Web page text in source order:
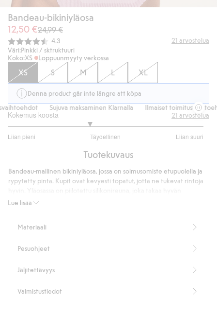
Bandeau-bikiniyläosa
12,50 €24,99 €
Keskimääräinen luokitus:
4.3 21 arvostelua
Väri:Pinkki / sktruktuuri
Koko:XS Loppuunmyyty verkossa
XS S M L XL
Denna product går inte längre att köpa
Sujuva maksaminen Klarnalla Ilmaiset
Kokemus koosta
Liian pieni Täydellinen Liian suuri
/
ääneen
21 arvostelua
Tuotekuvaus
Lue lisää
Bandeau-mallinen bikiniyläosa, jossa on solmusomiste etupuolella ja
rypytetty pinta. Kupit ovat kevyesti topatut, jotta ne tukevat rintoja
istuvuuden. Takana ei ole solkikiinnitystä.
Rypytetty pinta
Sisäpuolella on silikonireuna
Sisältää 94 % kierrätettyä polyesteriä
Kierrätettyä polyesteria sisältävä sekoitekangas
Materiaali
Pesuohjeet
Jäljitettävyys
Valmistustiedot